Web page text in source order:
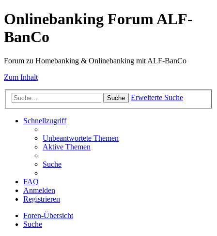
Onlinebanking Forum ALF-
BanCo
Forum zu Homebanking & Onlinebanking mit ALF-BanCo
Zum Inhalt
Suche Erweiterte Suche
Schnellzugriff
Unbeantwortete Themen
Aktive Themen
Suche
FAQ
Anmelden
Registrieren
Foren-Übersicht
Suche